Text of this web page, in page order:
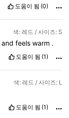
도움이 됨 (0)
색: 레드 / 사이즈: S
and feels warm .
도움이 됨 (1)
색: 레드 / 사이즈: L
도움이 됨 (1)